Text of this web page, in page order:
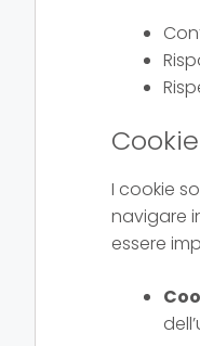
Cookie
I cookie
navigare
essere